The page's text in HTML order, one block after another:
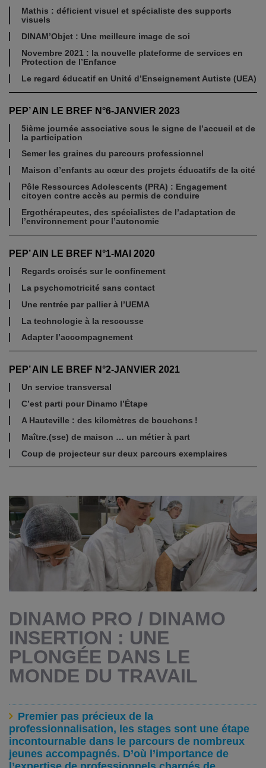
Mathis : déficient visuel et spécialiste des supports
visuels
DINAM’Objet : Une meilleure image de soi
Novembre 2021 : la nouvelle plateforme de services en
Protection de l’Enfance
Le regard éducatif en Unité d’Enseignement Autiste (UEA)
PEP’ AIN LE BREF N°6-JANVIER 2023
5ième journée associative sous le signe de l’accueil et de
la participation
Semer les graines du parcours professionnel
Maison d’enfants au cœur des projets éducatifs de la cité
Pôle Ressources Adolescents (PRA) : Engagement
citoyen contre accès au permis de conduire
Ergothérapeutes, des spécialistes de l’adaptation de
l’environnement pour l’autonomie
PEP’ AIN LE BREF N°1-MAI 2020
Regards croisés sur le confinement
La psychomotricité sans contact
Une rentrée par pallier à l’UEMA
La technologie à la rescousse
Adapter l’accompagnement
PEP’ AIN LE BREF N°2-JANVIER 2021
Un service transversal
C’est parti pour Dinamo l’Étape
A Hauteville : des kilomètres de bouchons !
Maître.(sse) de maison … un métier à part
Coup de projecteur sur deux parcours exemplaires
DINAMO PRO / DINAMO
INSERTION : UNE
PLONGÉE DANS LE
MONDE DU TRAVAIL
Premier pas précieux de la
professionnalisation, les stages sont une étape
incontournable dans le parcours de nombreux
jeunes accompagnés. D’où l’importance de